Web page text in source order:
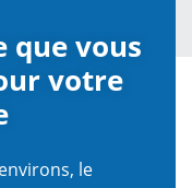
que vous
votre
le